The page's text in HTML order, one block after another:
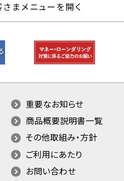
まメニューを開く
重要なお知らせ
商品概要説明書一覧
その他取組み・方針
ご利用にあたり
お問い合わせ